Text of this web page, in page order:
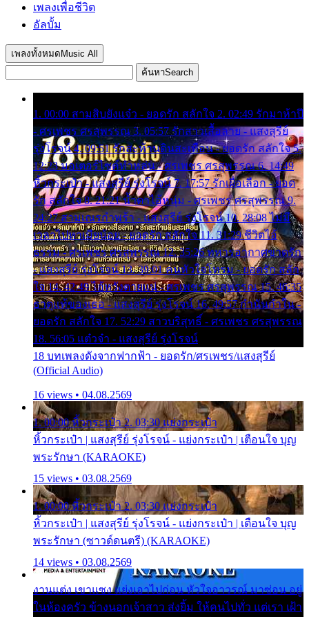
เพลงเพื่อชีวิต
อัลบั้ม
เพลงทั้งหมด Music All
ค้นหาSearch
1. 00:00 สามสิบยังแจ๋ว - ยอดรัก สลักใจ 2. 02:49 รักมาห้าปี
- ศรเพชร ศรสุพรรณ 3. 05:57 รักสาวเสื้อลาย - แสงสุรีย์
รุ่งโรจน์ 4. 09:51 รักสะท้านดินสะเทือน - ยอดรัก สลักใจ 5.
12:23 มอเตอร์ไซค์ทำหล่น - ศรเพชร ศรสุพรรณ 6. 14:49
หิ้วกระเป๋า - แสงสุรีย์ รุ่งโรจน์ 7. 17:57 รักเผื่อเลือก - ยอด
รัก สลักใจ 8. 21:21 น้ำตาไอ้หนุ่ม - ศรเพชร ศรสุพรรณ 9.
24:27 สามเณรกำพร้า - แสงสุรีย์ รุ่งโรจน์ 10. 28:08 ไม่มี
เวลาไปหาเมียน้อย - ยอดรัก สลักใจ 11. 31:29 ชีวิตไอ้
ธรรม - ศรเพชร ศรสุพรรณ 12. 35:26 ทหารอากาศขาดรัก
- แสงสุรีย์ รุ่งโรจน์ 13. 39:01 คนหัวใจโทรม - ยอดรัก สลัก
ใจ 14. 42:49 ไอ้หวังตายแน่ - ศรเพชร ศรสุพรรณ 15. 46:35
ธาตุแท้ของเธอ - แสงสุรีย์ รุ่งโรจน์ 16. 49:57 กำนันกำใน -
ยอดรัก สลักใจ 17. 52:29 สาวบริสุทธิ์ - ศรเพชร ศรสุพรรณ
18. 56:05 แต๋วจ๋า - แสงสุรีย์ รุ่งโรจน์
18 บทเพลงดังจากฟากฟ้า - ยอดรัก/ศรเพชร/แสงสุรีย์
(Official Audio)
16 views • 04.08.2569
1. 00:00 หิ้วกระเป๋า 2. 03:30 แย่งกระเป๋า
หิ้วกระเป๋า | แสงสุรีย์ รุ่งโรจน์ - แย่งกระเป๋า | เตือนใจ บุญ
พระรักษา (KARAOKE)
15 views • 03.08.2569
1. 00:00 หิ้วกระเป๋า 2. 03:30 แย่งกระเป๋า
หิ้วกระเป๋า | แสงสุรีย์ รุ่งโรจน์ - แย่งกระเป๋า | เตือนใจ บุญ
พระรักษา (ซาวด์ดนตรี) (KARAOKE)
14 views • 03.08.2569
งานแต่ง เขาแซง แย่งเอาไปก่อน หัวใจอาวรณ์ มาซ่อน อยู่
ในห้องครัว ข้างนอกเจ้าสาว ส่งยิ้ม ให้คนไปทั่ว แต่เรา เฝ้า